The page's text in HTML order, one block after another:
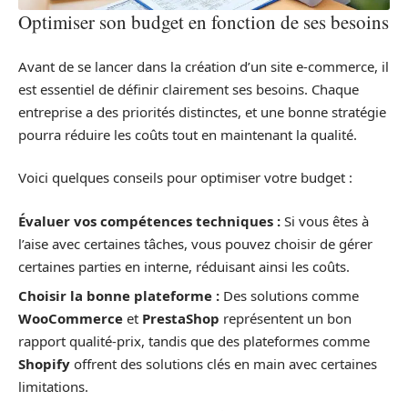
Optimiser son budget en fonction de ses besoins
Avant de se lancer dans la création d’un site e-commerce, il
est essentiel de définir clairement ses besoins. Chaque
entreprise a des priorités distinctes, et une bonne stratégie
pourra réduire les coûts tout en maintenant la qualité.
Voici quelques conseils pour optimiser votre budget :
Évaluer vos compétences techniques : Si vous êtes à
l’aise avec certaines tâches, vous pouvez choisir de gérer
certaines parties en interne, réduisant ainsi les coûts.
Choisir la bonne plateforme : Des solutions comme
WooCommerce et PrestaShop représentent un bon
rapport qualité-prix, tandis que des plateformes comme
Shopify offrent des solutions clés en main avec certaines
limitations.